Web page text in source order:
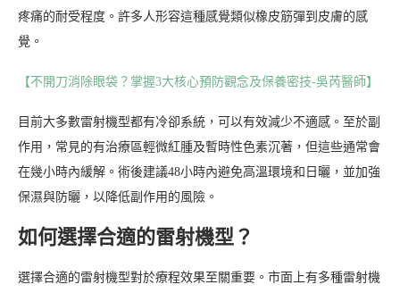
疼痛的耐受程度。許多人形容這種感覺類似橡皮筋彈到皮膚的感
覺。
【不開刀消除眼袋？掌握3大核心預防觀念及保養密技-吳芮醫師】
目前大多數雷射機型都有冷卻系統，可以有效減少不適感。至於副
作用，常見的有治療區輕微紅腫及暫時性色素沉著，但這些通常會
在幾小時內緩解。術後建議48小時內避免高溫環境和日曬，並加強
保濕與防曬，以降低副作用的風險。
如何選擇合適的雷射機型？
選擇合適的雷射機型對於療程效果至關重要。市面上有多種雷射機